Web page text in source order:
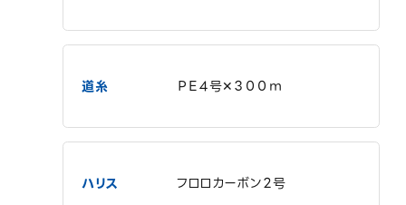
道糸 ＰＥ４号✕３００ｍ
ハリス フロロカーボン２号